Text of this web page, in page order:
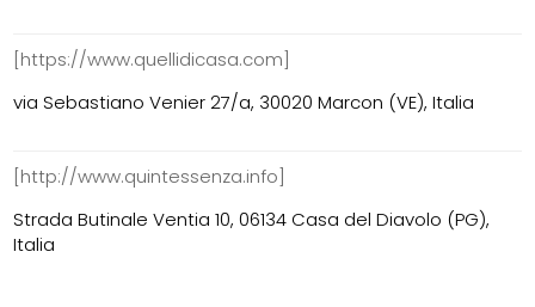
[https://www.quellidicasa.com]
via Sebastiano Venier 27/a, 30020 Marcon (VE), Italia
[http://www.quintessenza.info]
Strada Butinale Ventia 10, 06134 Casa del Diavolo (PG),
Italia